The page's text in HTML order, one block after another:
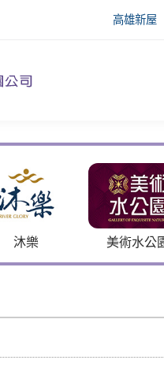
高雄新屋
美術水公園 嘉禮富裕